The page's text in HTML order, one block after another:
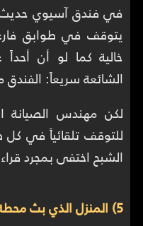
في فندق آسيوي
يتوقف في طوابق
خالية كما لو أن
الشائعة سريعاً:
لكن مهندس الصيانة
للتوقف تلقائياً في
الشبح اختفى بمجرد
5) المنزل الذي بث محطة FM